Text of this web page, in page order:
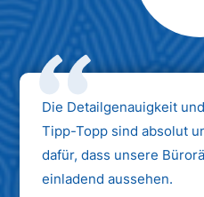
Max
Die Detailgenauigkeit
Tipp-Topp sind absolut
dafür, dass unsere
einladend aussehen.